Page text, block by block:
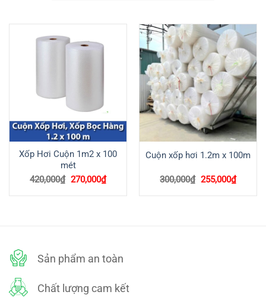
Xốp Hơi Cuộn 1m2 x 100
mét
420,000₫ Giá
là:
270,000₫Giá
hiện
tại
Cuộn xốp hơi 1.2m x 100m
300,000₫ Giá
là:
255,000₫Giá
hiện
tại
Sản phẩm an toàn
Chất lượng cam kết